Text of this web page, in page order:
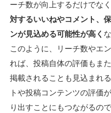
ーチ数が向上するだけでなく
対するいいねやコメント、
ンが見込める可能性が高く
このように、リーチ数やエ
れば、投稿自体の評価もま
掲載されることも見込まれ
トや投稿コンテンツの評価
り出すことにもつながるので